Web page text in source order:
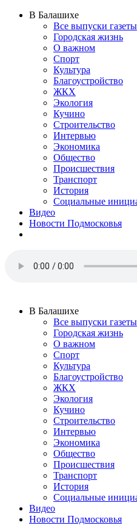
В Балашихе
Все выпуски газеты
Городская жизнь
О важном
Спорт
Культура
Благоустройство
ЖКХ
Экология
Кучино
Строительство
Интервью
Экономика
Общество
Происшествия
Транспорт
История
Социальные
Видео
Новости Подмосковья
В Балашихе
Все выпуски газеты
Городская жизнь
О важном
Спорт
Культура
Благоустройство
ЖКХ
Экология
Кучино
Строительство
Интервью
Экономика
Общество
Происшествия
Транспорт
История
Социальные
Видео
Новости Подмосковья